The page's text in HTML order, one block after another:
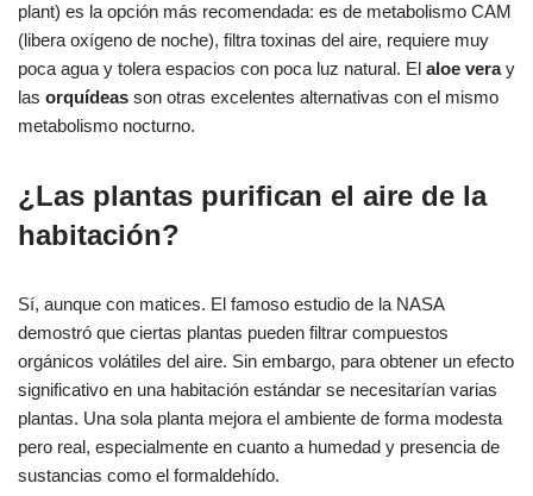
plant) es la opción más recomendada: es de metabolismo CAM
(libera oxígeno de noche), filtra toxinas del aire, requiere muy
poca agua y tolera espacios con poca luz natural. El aloe veray
las orquídeas son otras excelentes alternativas con el mismo
metabolismo nocturno.
¿Las plantas purifican el aire de la
habitación?
Sí, aunque con matices. El famoso estudio de la NASA
demostró que ciertas plantas pueden filtrar compuestos
orgánicos volátiles del aire. Sin embargo, para obtener un efecto
significativo en una habitación estándar se necesitarían varias
plantas. Una sola planta mejora el ambiente de forma modesta
pero real, especialmente en cuanto a humedad y presencia de
sustancias como el formaldehído.